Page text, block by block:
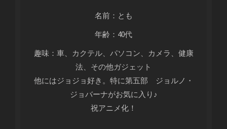
名前：とも
年齢：40代
趣味：車、カクテル、パソコン、カメラ、健康
法、その他ガジェット
他にはジョジョ好き。特に第五部 ジョルノ・
ジョバーナがお気に入り♪
祝アニメ化！